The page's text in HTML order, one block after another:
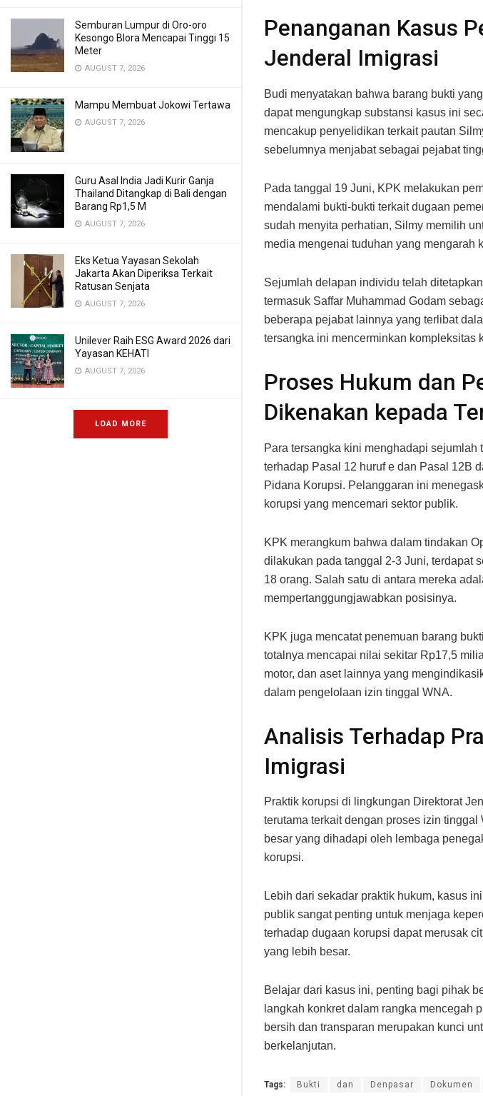
Semburan Lumpur di Oro-oro
Kesongo Blora Mencapai Tinggi 15
Meter
AUGUST 7, 2026
Mampu Membuat Jokowi Tertawa
AUGUST 7, 2026
Guru Asal India Jadi Kurir Ganja
Thailand Ditangkap di Bali dengan
Barang Rp1,5 M
AUGUST 7, 2026
Eks Ketua Yayasan Sekolah
Jakarta Akan Diperiksa Terkait
Ratusan Senjata
AUGUST 7, 2026
Unilever Raih ESG Award 2026 dari
Yayasan KEHATI
AUGUST 7, 2026
LOAD MORE
Penanganan Kasus
Jenderal Imigrasi
Budi menyatakan bahwa barang bukti
dapat mengungkap substansi kasus ini
mencakup penyelidikan terkait pautan
sebelumnya menjabat sebagai pejabat
Pada tanggal 19 Juni, KPK melakukan
mendalami bukti-bukti terkait dugaan
sudah menyita perhatian, Silmy memilih
media mengenai tuduhan yang mengarah
Sejumlah delapan individu telah
termasuk Saffar Muhammad Godam
beberapa pejabat lainnya yang terlibat
tersangka ini mencerminkan kompleksitas
Proses Hukum dan
Dikenakan kepada
Para tersangka kini menghadapi
terhadap Pasal 12 huruf e dan Pasal 12B
Pidana Korupsi. Pelanggaran ini
korupsi yang mencemari sektor publik.
KPK merangkum bahwa dalam tindakan
dilakukan pada tanggal 2-3 Juni, terdapat
18 orang. Salah satu di antara mereka
mempertanggungjawabkan posisinya.
KPK juga mencatat penemuan barang
totalnya mencapai nilai sekitar Rp17,5
motor, dan aset lainnya yang
dalam pengelolaan izin tinggal WNA.
Analisis Terhadap
Imigrasi
Praktik korupsi di lingkungan Direktorat
terutama terkait dengan proses izin
besar yang dihadapi oleh lembaga
korupsi.
Lebih dari sekadar praktik hukum, kasus
publik sangat penting untuk menjaga
terhadap dugaan korupsi dapat merusak
yang lebih besar.
Belajar dari kasus ini, penting bagi pihak
langkah konkret dalam rangka mencegah
bersih dan transparan merupakan kunci
berkelanjutan.
Tags: Bukti dan Denpasar Dokumen